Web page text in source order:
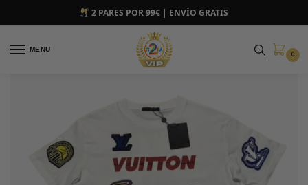
2 PARES POR 99€ | ENVÍO GRATIS
MENU
0